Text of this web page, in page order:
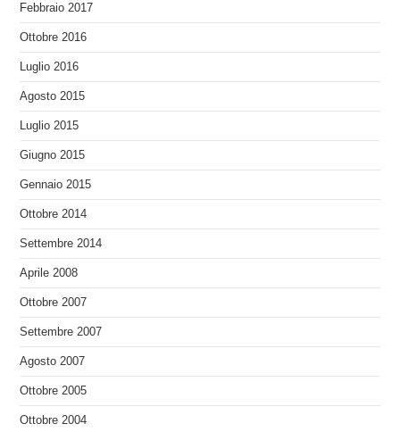
Febbraio 2017
Ottobre 2016
Luglio 2016
Agosto 2015
Luglio 2015
Giugno 2015
Gennaio 2015
Ottobre 2014
Settembre 2014
Aprile 2008
Ottobre 2007
Settembre 2007
Agosto 2007
Ottobre 2005
Ottobre 2004